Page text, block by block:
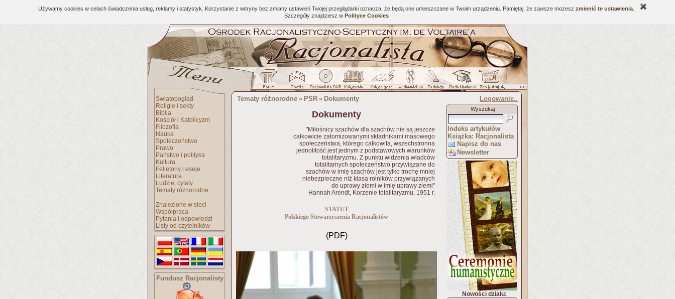
Używamy cookies w celach świadczenia usług, reklamy i statystyk. Korzystanie z witryny bez zmiany ustawień Twojej przeglądarki oznacza, że będą one umieszczane w Twoim urządzeniu. Pamiętaj, że zawsze możesz zmienić te ustawienia
Szczegóły znajdziesz w Polityce Cookies
Światopogląd
Religie i sekty
Biblia
Kościół i Katolicyzm
Filozofia
Nauka
Społeczeństwo
Prawo
Państwo i polityka
Kultura
Felietony i eseje
Literatura
Ludzie, cytaty
Tematy różnorodne
Znalezione w sieci
Współpraca
Pytania i odpowiedzi
Listy od czytelników
Fundusz Racjonalisty
Tematy różnorodne » PSR » Dokumenty
Dokumenty
"Miłośnicy szachów dla szachów nie są jeszcze
całkowicie zatomizowanymi składnikami masowego
społeczeństwa, którego całkowita, wszechstronna
jednolitość jest jednym z podstawowych warunków
totalitaryzmu. Z punktu widzenia władców
totalitarnych społeczeństwo przywiązane do
szachów w imię szachów jest tylko trochę mniej
niebezpieczne niż klasa rolników przywiązanych
do uprawy ziemi w imię uprawy ziemi"
Hannah Arendt, Korzenie totalitaryzmu, 1951 r.
STATUT
Polskiego Stowarzyszenia Racjonalistów
(PDF)
Logowanie..
Wyszukaj
Indeks artykułów
Książka: Racjonalista
Napisz do nas
Newsletter
Nowości działu: